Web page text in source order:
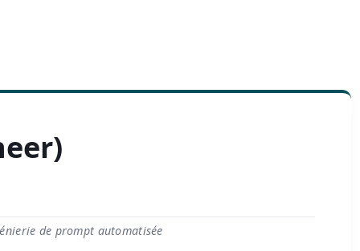
de prompt automatisée